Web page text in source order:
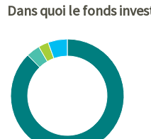
Dans quoi le fonds
Chart
Pie chart with 4 slices.
View as data table, Chart